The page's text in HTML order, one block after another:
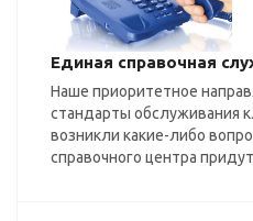
Единая справочная
Наше приоритетное
стандарты обслуживания
возникли какие-либо
справочного центра